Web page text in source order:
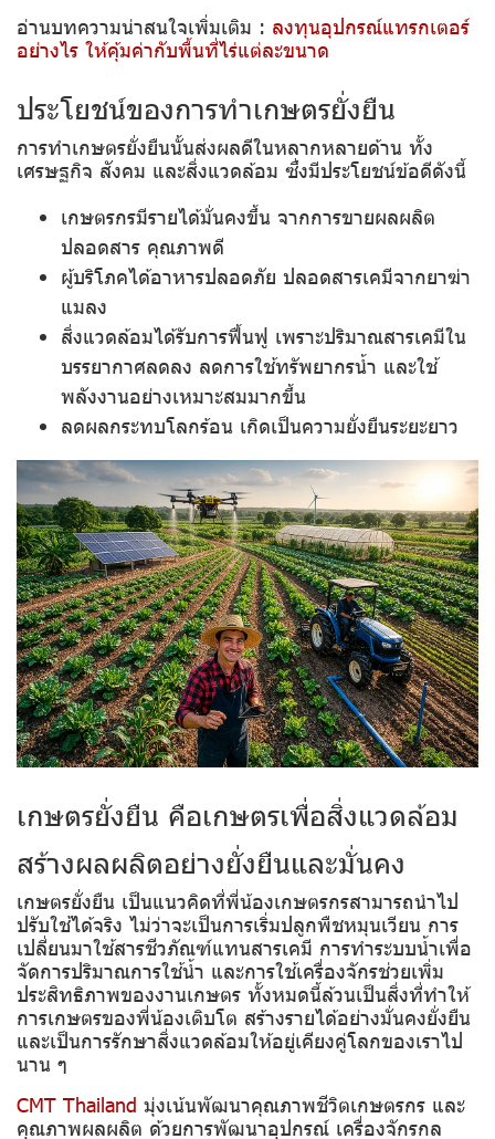
อ่านบทความน่าสนใจเพิ่มเติม : ลงทุนอุปกรณ์แทรกเตอร์
อย่างไร ให้คุ้มค่ากับพื้นที่ไร่แต่ละขนาด
ประโยชน์ของการทำเกษตรยั่งยืน
การทำเกษตรยั่งยืนนั้นส่งผลดีในหลากหลายด้าน ทั้ง
เศรษฐกิจ สังคม และสิ่งแวดล้อม ซึ่งมีประโยชน์ข้อดีดังนี้
เกษตรกรมีรายได้มั่นคงขึ้น จากการขายผลผลิต
ปลอดสาร คุณภาพดี
ผู้บริโภคได้อาหารปลอดภัย ปลอดสารเคมีจากยาฆ่า
แมลง
สิ่งแวดล้อมได้รับการฟื้นฟู เพราะปริมาณสารเคมีใน
บรรยากาศลดลง ลดการใช้ทรัพยากรน้ำ และใช้
พลังงานอย่างเหมาะสมมากขึ้น
ลดผลกระทบโลกร้อน เกิดเป็นความยั่งยืนระยะยาว
เกษตรยั่งยืน คือเกษตรเพื่อสิ่งแวดล้อม
สร้างผลผลิตอย่างยั่งยืนและมั่นคง
เกษตรยั่งยืน เป็นแนวคิดที่พี่น้องเกษตรกรสามารถนำไป
ปรับใช้ได้จริง ไม่ว่าจะเป็นการเริ่มปลูกพืชหมุนเวียน การ
เปลี่ยนมาใช้สารชีวภัณฑ์แทนสารเคมี การทำระบบน้ำเพื่อ
จัดการปริมาณการใช้น้ำ และการใช้เครื่องจักรช่วยเพิ่ม
ประสิทธิภาพของงานเกษตร ทั้งหมดนี้ล้วนเป็นสิ่งที่ทำให้
การเกษตรของพี่น้องเติบโต สร้างรายได้อย่างมั่นคงยั่งยืน
และเป็นการรักษาสิ่งแวดล้อมให้อยู่เคียงคู่โลกของเราไป
นาน ๆ
CMT Thailand มุ่งเน้นพัฒนาคุณภาพชีวิตเกษตรกร และ
คุณภาพผลผลิต ด้วยการพัฒนาอุปกรณ์ เครื่องจักรกล